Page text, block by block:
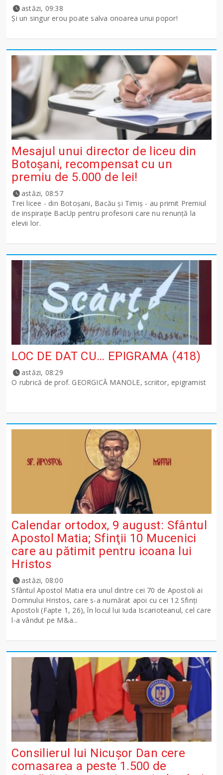
astăzi, 09:38
Și un singur erou poate salva onoarea unui popor!
Mesajul unui director de liceu din
Botoșani, recompensat cu un
premiu de 5.000 de lei!
astăzi, 08:57
Trei licee - din Botoșani, Bacău și Timiș - au primit Premiul
de inspirație BacUp pentru profesorii care nu renunță la
elevii lor.
LOC DE DAT CU… EPIGRAMA (418)
astăzi, 08:29
O rubrică de prof. GEORGICĂ MANOLE, scriitor, epigramist
Calendar ortodox, 9 august: Sfântul
Apostol Matia; Sfinţii 10 Mucenici
care au pătimit pentru icoana lui
Hristos
astăzi, 08:00
Sfântul Apostol Matia era unul dintre cei 70 de Apostoli ai
Domnului Hristos, care s-a numărat apoi cu cei 12 Sfinţi
Apostoli (Fapte 1, 26), în locul lui Iuda Iscarioteanul, cel care
l-a vândut pe M&a...
Consilierul lui Nicușor Dan cere
comasarea a peste 1.500 de